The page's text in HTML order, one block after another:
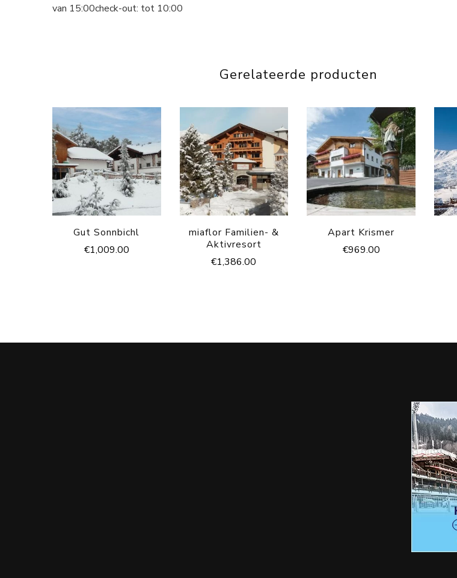
van 15:00check-out: tot 10:00
Gerelateerde producten
Gut Sonnbichl
€1,009.00
miaflor Familien- &
Aktivresort
€1,386.00
Apart Krismer
€969.00